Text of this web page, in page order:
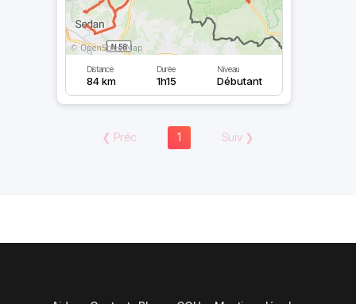
Distance
84 km
Durée
1h15
Niveau
Débutant
❮ Préc 1 Suiv ❯